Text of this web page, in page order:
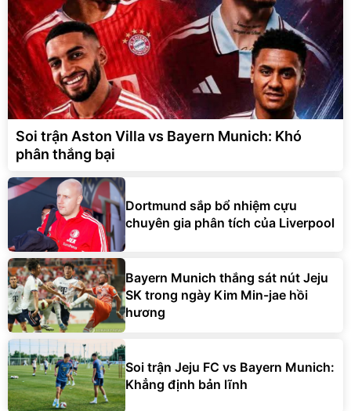
Soi trận Aston Villa vs Bayern Munich: Khó
phân thắng bại
Dortmund sắp bổ nhiệm cựu
chuyên gia phân tích của Liverpool
Bayern Munich thắng sát nút Jeju
SK trong ngày Kim Min-jae hồi
hương
Soi trận Jeju FC vs Bayern Munich:
Khẳng định bản lĩnh